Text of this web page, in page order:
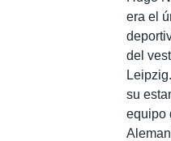
era el
del
su
equipo